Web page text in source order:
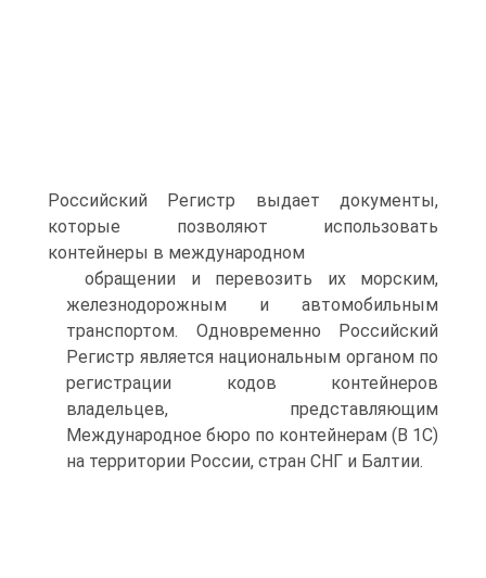
Российский Регистр выдает документы,
которые позволяют использовать
контейнеры в международном
обращении и перевозить их морским,
железнодорожным и автомобильным
транспортом. Одновременно Российский
Регистр является национальным органом по
регистрации кодов контейнеров
владельцев, представляющим
Международное бюро по контейнерам (В 1С)
на территории России, стран СНГ и Балтии.